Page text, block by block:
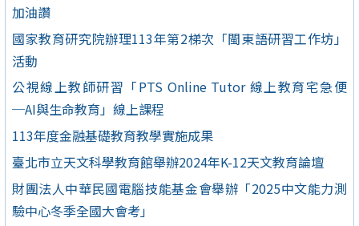
加油讚
國家教育研究院辦理113年第2梯次「閩東語研習工作坊」
活動
公視線上教師研習「PTS Online Tutor 線上教育宅急便
─AI與生命教育」線上課程
113年度金融基礎教育教學實施成果
臺北市立天文科學教育館舉辦2024年K-12天文教育論壇
財團法人中華民國電腦技能基金會舉辦「2025中文能力測
驗中心冬季全國大會考」